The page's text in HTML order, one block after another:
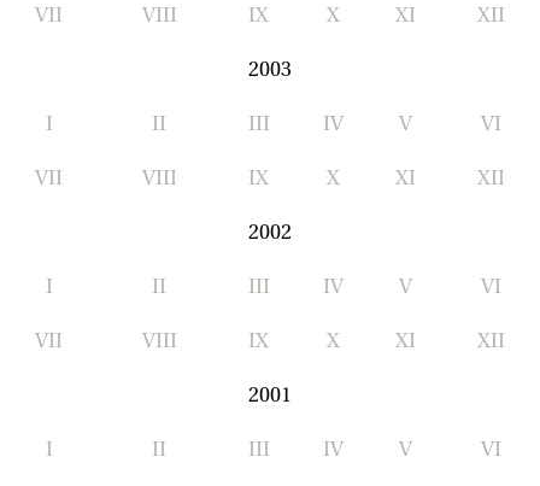
VII VIII IX X XI XII
2003
I II III IV V VI
VII VIII IX X XI XII
2002
I II III IV V VI
VII VIII IX X XI XII
2001
I II III IV V VI